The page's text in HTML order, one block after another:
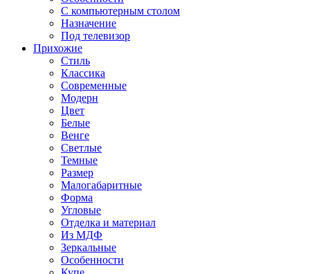
С компьютерным столом
Назначение
Под телевизор
Прихожие
Стиль
Классика
Современные
Модерн
Цвет
Белые
Венге
Светлые
Темные
Размер
Малогабаритные
Форма
Угловые
Отделка и материал
Из МДФ
Зеркальные
Особенности